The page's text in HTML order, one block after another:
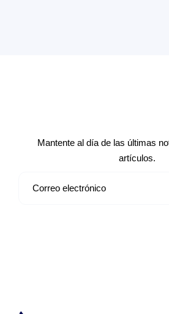
Mantente al día de las últimas
artículos.